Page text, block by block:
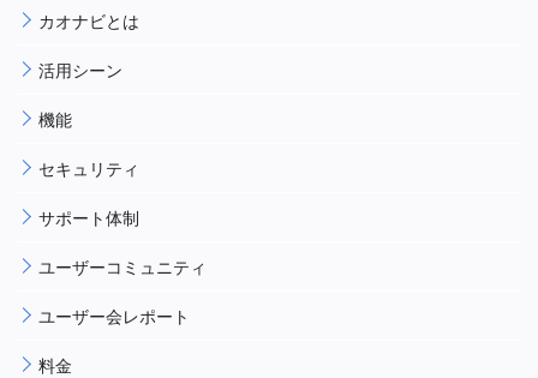
カオナビとは
活用シーン
機能
セキュリティ
サポート体制
ユーザーコミュニティ
ユーザー会レポート
料金